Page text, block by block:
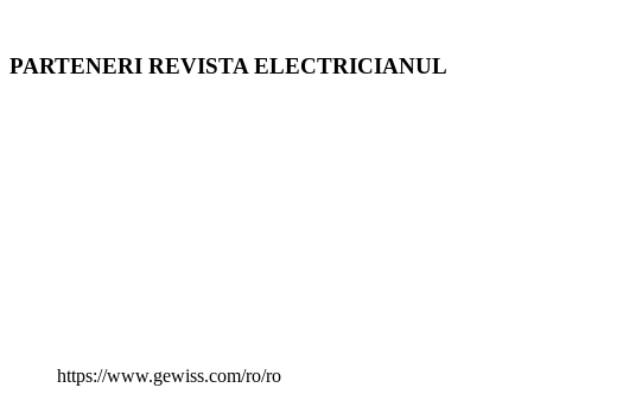
PARTENERI REVISTA ELECTRICIANUL
https://www.gewiss.com/ro/ro